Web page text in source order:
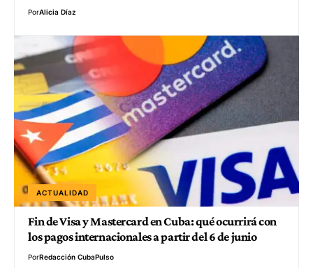
PorAlicia Díaz
ACTUALIDAD
Fin de Visa y Mastercard en Cuba: qué ocurrirá con
los pagos internacionales a partir del 6 de junio
PorRedacción CubaPulso